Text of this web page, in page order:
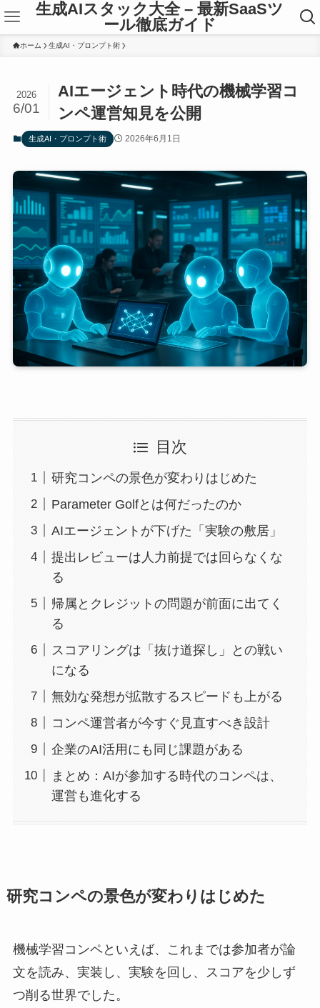
生成AIスタック大全 – 最新SaaSツ
ール徹底ガイド
ホーム 生成AI・プロンプト術
AIエージェント時代の機械学習コ
ンペ運営知見を公開
2026
6/01
生成AI・プロンプト術 2026年6月1日
目次
研究コンペの景色が変わりはじめた
Parameter Golfとは何だったのか
AIエージェントが下げた「実験の敷居」
提出レビューは人力前提では回らなくな
る
帰属とクレジットの問題が前面に出てく
る
スコアリングは「抜け道探し」との戦い
になる
無効な発想が拡散するスピードも上がる
コンペ運営者が今すぐ見直すべき設計
企業のAI活用にも同じ課題がある
まとめ：AIが参加する時代のコンペは、
運営も進化する
研究コンペの景色が変わりはじめた
機械学習コンペといえば、これまでは参加者が論
文を読み、実装し、実験を回し、スコアを少しず
つ削る世界でした。